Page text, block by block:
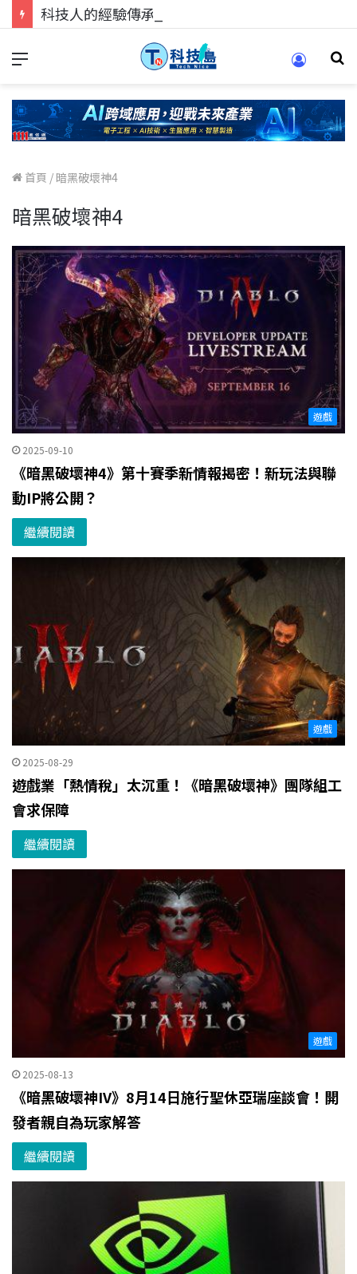
首頁 / 暗黑破壞神4
暗黑破壞神4
遊戲
2025-09-10
《暗黑破壞神4》第十賽季新情報揭密！新玩法與聯
動IP將公開？
繼續閱讀
遊戲
2025-08-29
遊戲業「熱情稅」太沉重！《暗黑破壞神》團隊組工
會求保障
繼續閱讀
遊戲
2025-08-13
《暗黑破壞神IV》8月14日施行聖休亞瑞座談會！開
發者親自為玩家解答
繼續閱讀